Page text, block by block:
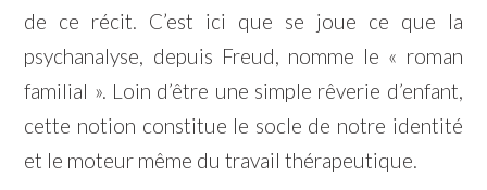
de ce récit. C’est ici que se joue ce que la
psychanalyse, depuis Freud, nomme le « roman
familial ». Loin d’être une simple rêverie d’enfant,
cette notion constitue le socle de notre identité
et le moteur même du travail thérapeutique.